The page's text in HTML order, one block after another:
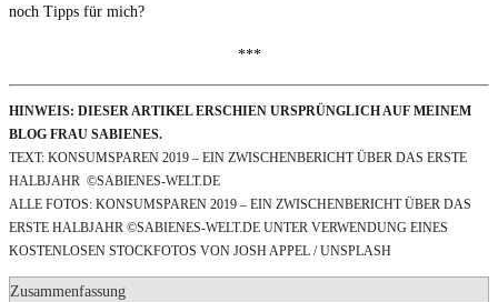
noch Tipps für mich?
***
HINWEIS: DIESER ARTIKEL ERSCHIEN URSPRÜNGLICH AUF MEINEM
BLOG FRAU SABIENES.
TEXT: KONSUMSPAREN 2019 – EIN ZWISCHENBERICHT ÜBER DAS ERSTE
HALBJAHR ©SABIENES-WELT.DE
ALLE FOTOS: KONSUMSPAREN 2019 – EIN ZWISCHENBERICHT ÜBER DAS
ERSTE HALBJAHR ©SABIENES-WELT.DE UNTER VERWENDUNG EINES
KOSTENLOSEN STOCKFOTOS VON JOSH APPEL / UNSPLASH
Zusammenfassung